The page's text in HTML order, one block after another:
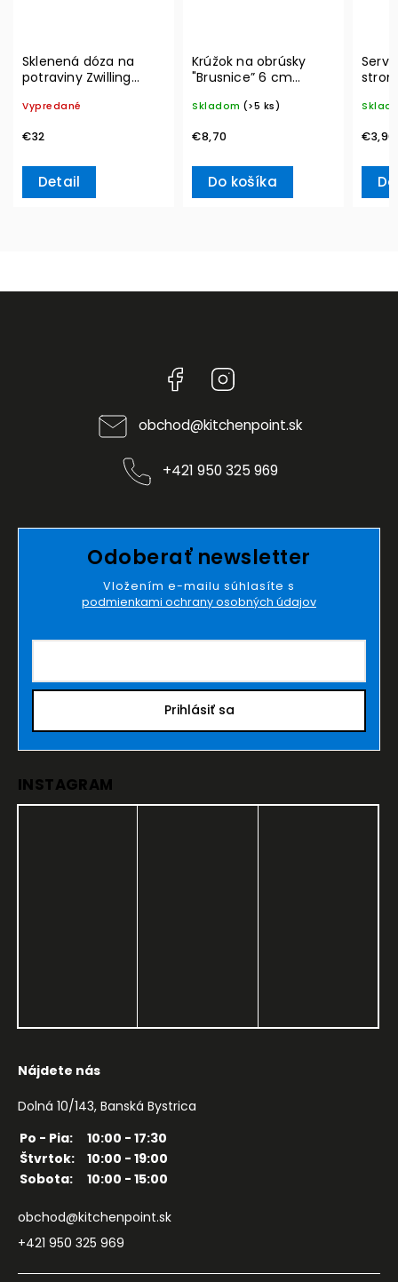
Sklenená dóza na
potraviny Zwilling
Vypredané
€32
Detail
Krúžok na obrúsky
"Brusnice” 6 cm
Accessoires – Villeroy
Skladom (>5 ks)
€8,70
Do košíka
€3,90
Facebook
obchod@kitchenpoint.sk
+421 950 325 969
Odoberať newsletter
Vložením e-mailu súhlasíte s
podmienkami ochrany osobných údajov
Prihlásiť sa
INSTAGRAM
Nájdete nás
Dolná 10/143, Banská Bystrica
Po - Pia:
10:00 - 17:30
Štvrtok:
10:00 - 19:00
Sobota:
10:00 - 15:00
obchod@kitchenpoint.sk
+421 950 325 969